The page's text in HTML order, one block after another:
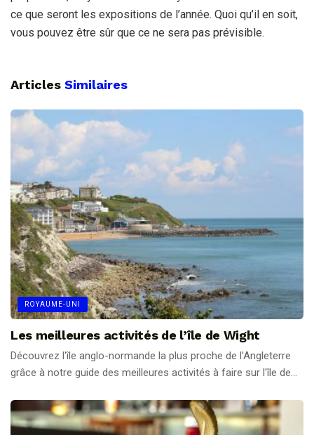
ce que seront les expositions de l’année. Quoi qu’il en soit,
vous pouvez être sûr que ce ne sera pas prévisible.
Articles Similaires
ROYAUME-UNI
Les meilleures activités de l’île de Wight
Découvrez l'île anglo-normande la plus proche de l'Angleterre
grâce à notre guide des meilleures activités à faire sur l'île de...